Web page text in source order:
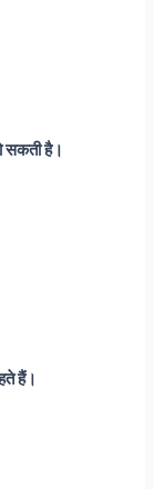
सकती है।
हैं।